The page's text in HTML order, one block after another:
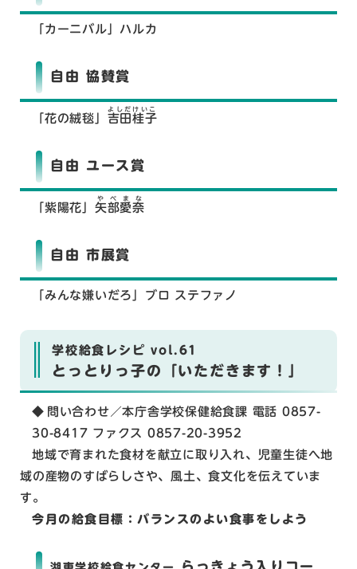
「カーニバル」ハルカ
自由 協賛賞
「花の絨毯」 吉田桂子
よしだけいこ
自由 ユース賞
「紫陽花」 矢部愛奈
やべまな
自由 市展賞
「みんな嫌いだろ」ブロ ステファノ
学校給食レシピ vol.61
とっとりっ子の「いただきます！」
問い合わせ／本庁舎学校保健給食課 電話 0857-
30-8417 ファクス 0857-20-3952
地域で育まれた食材を献立に取り入れ、児童生徒へ地
域の産物のすばらしさや、風土、食文化を伝えていま
す。
今月の給食目標：バランスのよい食事をしよう
らっきょう入りコー